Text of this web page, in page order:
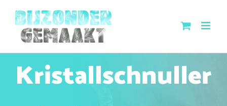
content
Kristallschnuller